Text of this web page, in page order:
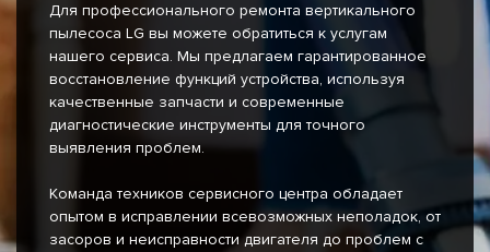
Для профессионального ремонта вертикального
пылесоса LG вы можете обратиться к услугам
нашего сервиса. Мы предлагаем гарантированное
восстановление функций устройства, используя
качественные запчасти и современные
диагностические инструменты для точного
выявления проблем.
Команда техников сервисного центра обладает
опытом в исправлении всевозможных неполадок, от
засоров и неисправности двигателя до проблем с